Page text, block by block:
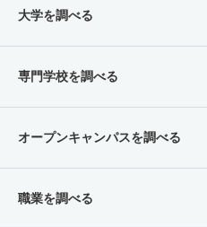
大学を調べる
専門学校を調べる
オープンキャンパスを調べる
職業を調べる